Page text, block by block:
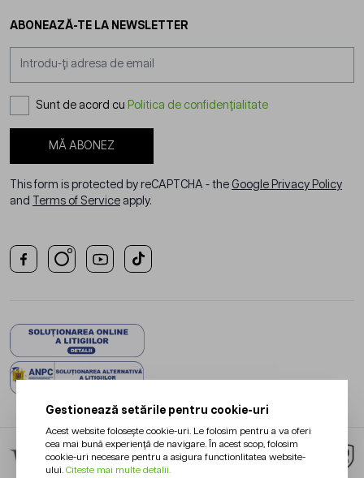
ABONEAZĂ-TE LA NEWSLETTER
Sunt de acord cu Politica de confidențialitate
MĂ ABONEZ
This form is protected by reCAPTCHA - the Google Privacy Policy
and
Terms of Service apply.
Gestionează setările pentru cookie-uri
Acest website folosește cookie-uri. Le folosim pentru a va oferi
cea mai bună experiență de navigare. În acest scop, folosim
cookie-uri necesare pentru a asigura functionlitatea website-
ului. Citeste mai multe detalii.